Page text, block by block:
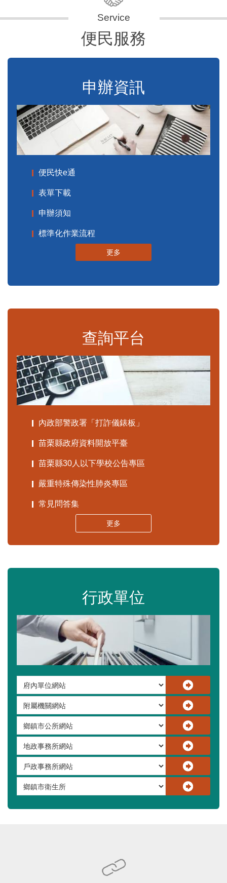
便民服務
申辦資訊
便民快e通
表單下載
申辦須知
標準化作業流程
更多
查詢平台
內政部警政署「打詐儀錶板」
苗栗縣政府資料開放平臺
苗栗縣30人以下學校公告專區
嚴重特殊傳染性肺炎專區
常見問答集
更多
行政單位